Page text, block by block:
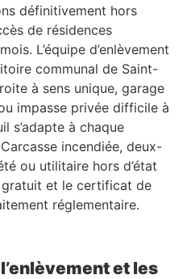
définitivement hors
de résidences
L’équipe d’enlèvement
communal de Saint-
à sens unique, garage
impasse privée difficile à
s’adapte à chaque
incendiée, deux-
ou utilitaire hors d’état
gratuit et le certificat de
réglementaire.
et les